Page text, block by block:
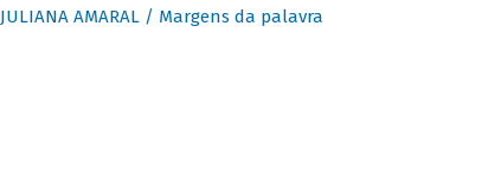
JULIANA AMARAL / Margens da palavra